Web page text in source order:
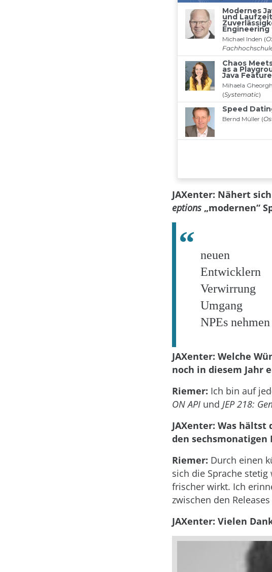
JAXenter: Nähert
eptions „modernen“
neuen
Entwicklern
Umgang
NPEs nehmen
JAXenter: Welche
noch in diesem Jahr
Riemer: Ich bin auf
ON API und JEP 218:
JAXenter: Was hältst
den sechsmonatigen
Riemer: Durch einen
sich die Sprache
frischer wirkt. Ich
zwischen den
JAXenter: Vielen